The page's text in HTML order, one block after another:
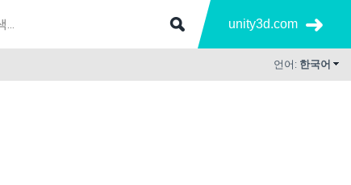
unity3d.com
언어: 한국어